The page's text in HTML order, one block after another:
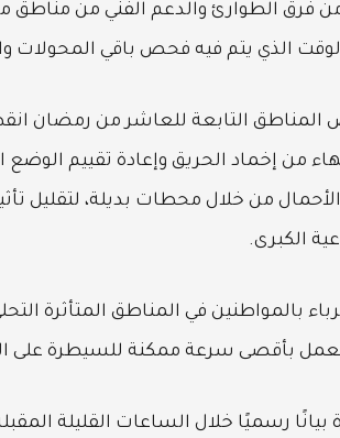
فرق الطوارئ والدعم الفني من مناطق
الذي يتم فيه فحص باقي المحولات
التابعة للعاشر من رمضان
من إخماد الحريق وإعادة تقييم
من خلال محطات بديلة، لتقليل
الكبرى.
بالمواطنين في المناطق المتأثرة
بأقصى سرعة ممكنة للسيطرة على
بيانًا رسميًا خلال الساعات القليلة